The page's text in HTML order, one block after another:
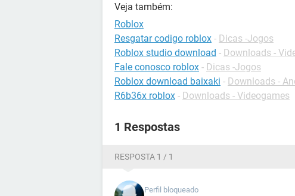
Veja também:
Roblox
Resgatar codigo roblox - Dicas -Jogos
Roblox studio download - Downloads -
Fale conosco roblox - Dicas -Jogos
Roblox download baixaki - Downloads -
R6b36x roblox - Downloads - Videogames
1 Respostas
RESPOSTA 1 / 1
Perfil bloqueado